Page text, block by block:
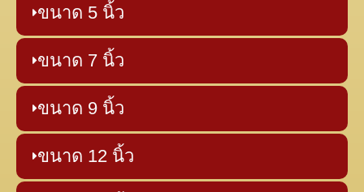
ขนาด 5 นิ้ว
ขนาด 7 นิ้ว
ขนาด 9 นิ้ว
ขนาด 12 นิ้ว